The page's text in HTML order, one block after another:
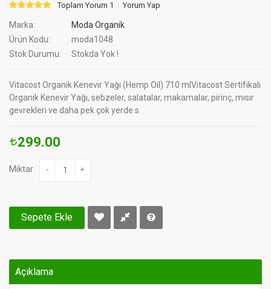
Toplam Yorum 1 Yorum Yap
Marka:
Moda Organik
Ürün Kodu:
moda1048
Stok Durumu:
Stokda Yok !
Vitacost Organik Kenevir Yağı (Hemp Oil) 710 mlVitacost Sertifikalı
Organik Kenevir Yağı, sebzeler, salatalar, makarnalar, pirinç, mısır
gevrekleri ve daha pek çok yerde s
299.00
Miktar - +
Sepete Ekle
Açıklama